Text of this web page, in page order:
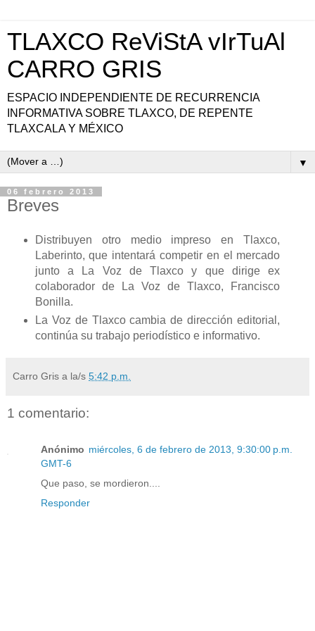
TLAXCO ReViStA vIrTuAl
CARRO GRIS
ESPACIO INDEPENDIENTE DE RECURRENCIA
INFORMATIVA SOBRE TLAXCO, DE REPENTE
TLAXCALA Y MÉXICO
▼
06 febrero 2013
Breves
Distribuyen otro medio impreso en Tlaxco,
Laberinto, que intentará competir en el mercado
junto a La Voz de Tlaxco y que dirige ex
colaborador de La Voz de Tlaxco, Francisco
Bonilla.
La Voz de Tlaxco cambia de dirección editorial,
continúa su trabajo periodístico e informativo.
Carro Gris a la/s 5:42 p.m.
1 comentario:
Anónimo miércoles, 6 de febrero de 2013, 9:30:00 p.m.
GMT-6
Que paso, se mordieron....
Responder